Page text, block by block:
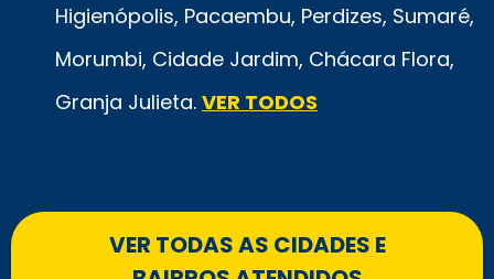
Higienópolis, Pacaembu, Perdizes, Sumaré,
Morumbi, Cidade Jardim, Chácara Flora,
Granja Julieta. VER TODOS
VER TODAS AS CIDADES E